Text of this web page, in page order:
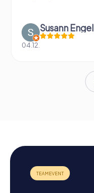
Susann Engel
04.12.